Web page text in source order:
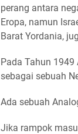
perang antara
Eropa, namun
Barat Yordania,
Pada Tahun
sebagai sebuah
Ada sebuah
Jika rampok